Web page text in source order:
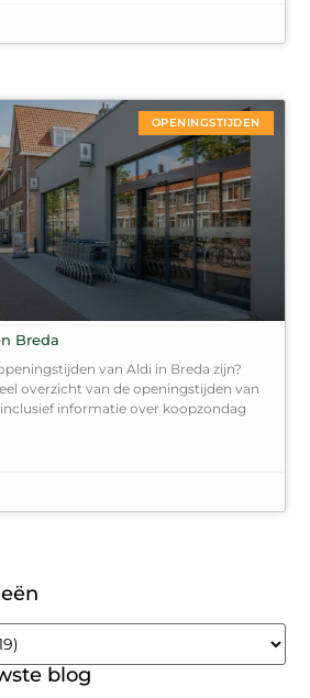
OPENINGSTIJDEN
Breda
van Aldi in Breda zijn?
overzicht van de openingstijden van
informatie over koopzondag
blog